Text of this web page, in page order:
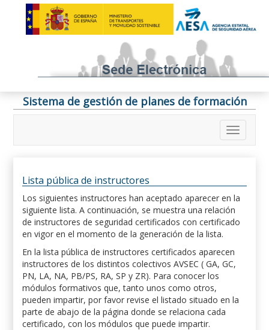
Sistema de gestión de planes de formación
Lista pública de instructores
Los siguientes instructores han aceptado aparecer en la
siguiente lista. A continuación, se muestra una relación
de instructores de seguridad certificados con certificado
en vigor en el momento de la generación de la lista.
En la lista pública de instructores certificados aparecen
instructores de los distintos colectivos AVSEC ( GA, GC,
PN, LA, NA, PB/PS, RA, SP y ZR). Para conocer los
módulos formativos que, tanto unos como otros,
pueden impartir, por favor revise el listado situado en la
parte de abajo de la página donde se relaciona cada
certificado, con los módulos que puede impartir.